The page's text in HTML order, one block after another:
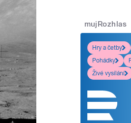
mujRozhlas
Hry a četby
Pohádky
Živé vysílání